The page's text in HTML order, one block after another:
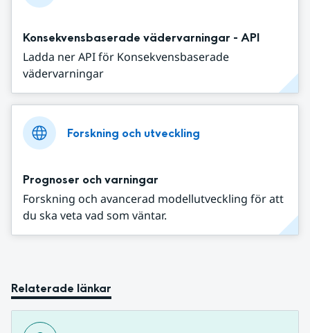
Konsekvensbaserade vädervarningar - API
Ladda ner API för Konsekvensbaserade
vädervarningar
Forskning och utveckling
Prognoser och varningar
Forskning och avancerad modellutveckling för att
du ska veta vad som väntar.
Relaterade länkar